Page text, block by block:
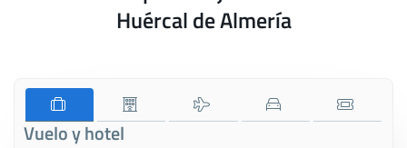
Huércal de Almería
Vuelo y hotel